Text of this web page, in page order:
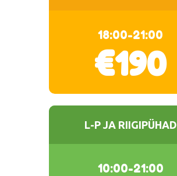
18:00-21:00
€190
L-P JA RIIGIPÜHAD
10:00-21:00